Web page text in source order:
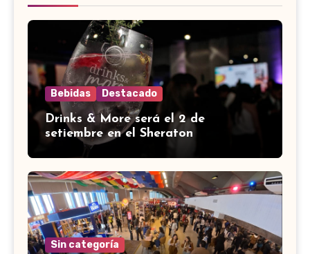
Bebidas Destacado
Drinks & More será el 2 de
setiembre en el Sheraton
Sin categoría